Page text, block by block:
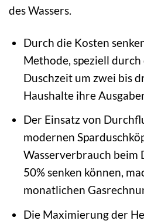
des Wassers.
Durch die Kosten
Methode, speziell
Duschzeit um zwei bis
Haushalte ihre
Der Einsatz von
modernen
Wasserverbrauch beim
50% senken können,
monatlichen
Die Maximierung der